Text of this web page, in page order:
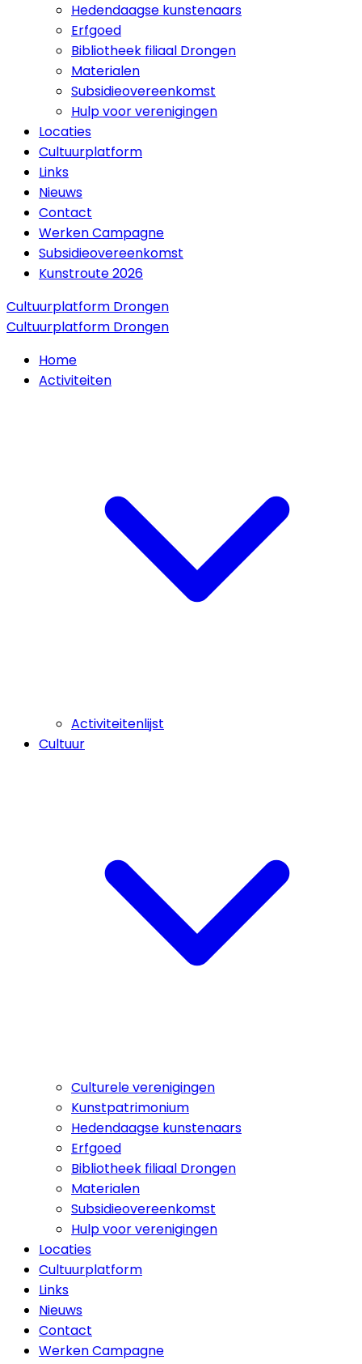
Hedendaagse kunstenaars
Erfgoed
Bibliotheek filiaal Drongen
Materialen
Subsidieovereenkomst
Hulp voor verenigingen
Locaties
Cultuurplatform
Links
Nieuws
Contact
Werken Campagne
Subsidieovereenkomst
Kunstroute 2026
Cultuurplatform Drongen
Cultuurplatform Drongen
Home
Activiteiten
Activiteitenlijst
Cultuur
Culturele verenigingen
Kunstpatrimonium
Hedendaagse kunstenaars
Erfgoed
Bibliotheek filiaal Drongen
Materialen
Subsidieovereenkomst
Hulp voor verenigingen
Locaties
Cultuurplatform
Links
Nieuws
Contact
Werken Campagne